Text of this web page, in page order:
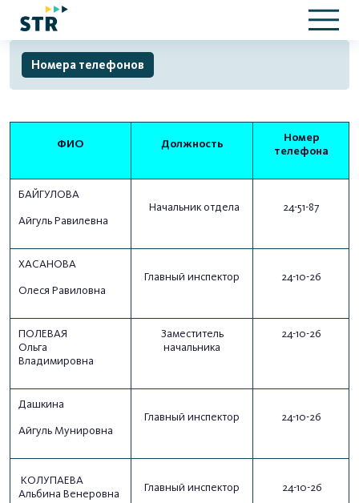
Номера телефонов
ФИО Должность
Номер
телефона
БАЙГУЛОВА
Айгуль Равилевна
Начальник отдела 24-51-87
ХАСАНОВА
Олеся Равиловна
Главный инспектор 24-10-26
ПОЛЕВАЯ
Ольга
Владимировна
Заместитель
начальника
24-10-26
Дашкина
Айгуль Мунировна
Главный инспектор 24-10-26
КОЛУПАЕВА
Альбина Венеровна
Главный инспектор 24-10-26